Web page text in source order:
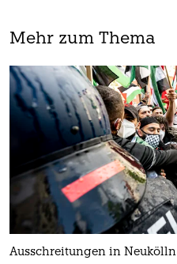
Mehr zum Thema
Ausschreitungen in Neukölln